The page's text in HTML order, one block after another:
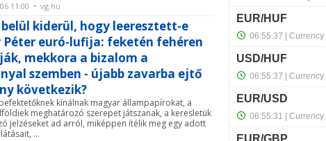
11:00 • vg.hu
kiderül, hogy leeresztett-e
Péter euró-lufija: feketén fehéren
mekkora a bizalom a
szemben - újabb zavarba ejtő
következik?
kínálnak magyar állampapírokat, a
meghatározó szerepet játszanak, a keresletük
jelzéseket ad arról, miképpen ítélik meg egy adott
...